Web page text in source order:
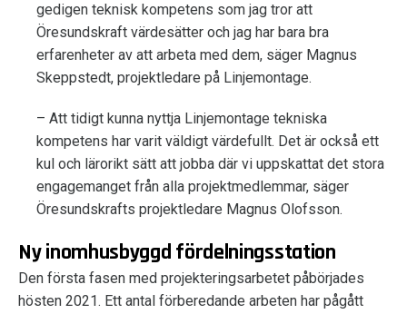
gedigen teknisk kompetens som jag tror att
Öresundskraft värdesätter och jag har bara bra
erfarenheter av att arbeta med dem, säger Magnus
Skeppstedt, projektledare på Linjemontage.
– Att tidigt kunna nyttja Linjemontage tekniska
kompetens har varit väldigt värdefullt. Det är också ett
kul och lärorikt sätt att jobba där vi uppskattat det stora
engagemanget från alla projektmedlemmar, säger
Öresundskrafts projektledare Magnus Olofsson.
Ny inomhusbyggd fördelningsstation
Den första fasen med projekteringsarbetet påbörjades
hösten 2021. Ett antal förberedande arbeten har pågått